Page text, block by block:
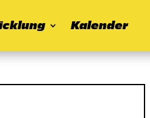
Kalender